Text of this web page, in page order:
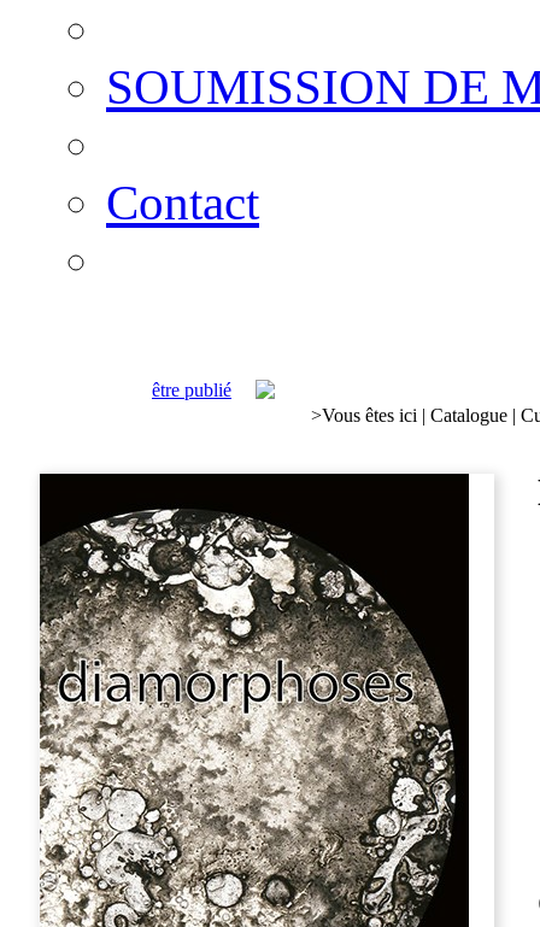
SOUMISSION DE
Contact
être publié
>Vous êtes ici | Catalogue |